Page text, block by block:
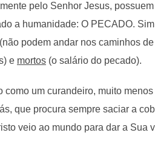
pelo Senhor Jesus,
a humanidade: O PECADO.
(não podem andar nos caminhos
e mortos (o salário do pecado).
um curandeiro, muito
que procura sempre saciar a
veio ao mundo para dar a Sua